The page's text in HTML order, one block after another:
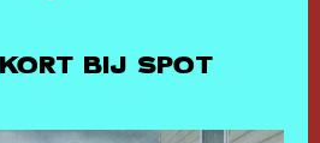
BIJ SPOT